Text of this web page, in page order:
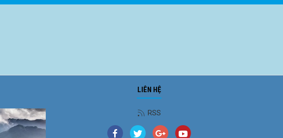
LIÊN HỆ
RSS